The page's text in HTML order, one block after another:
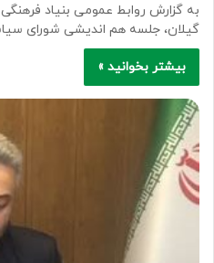
به گزارش روابط عمومی بنیاد
گیلان، جلسه هم اندیشی شورای
بیشتر بخوانید »